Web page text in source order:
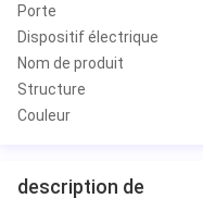
Porte
Dispositif électrique
Nom de produit
Structure
Couleur
description de